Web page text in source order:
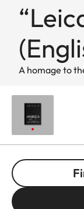
A homage to